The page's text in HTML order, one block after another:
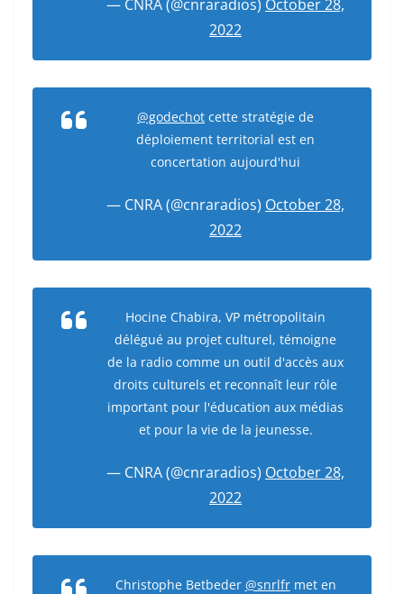
— CNRA (@cnraradios) October 28,
2022
@godechot cette stratégie de
déploiement territorial est en
concertation aujourd'hui
— CNRA (@cnraradios) October 28,
2022
Hocine Chabira, VP métropolitain
délégué au projet culturel, témoigne
de la radio comme un outil d'accès aux
droits culturels et reconnaît leur rôle
important pour l'éducation aux médias
et pour la vie de la jeunesse.
— CNRA (@cnraradios) October 28,
2022
Christophe Betbeder @snrlfrmet en